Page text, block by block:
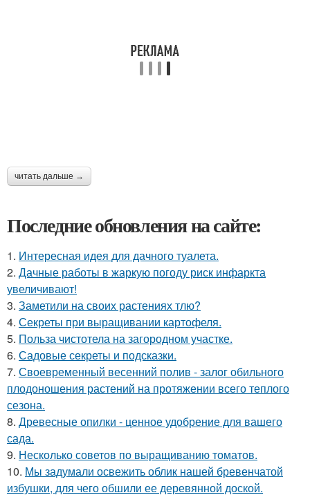
читать дальше →
Последние обновления на сайте:
1. Интересная идея для дачного туалета.
2. Дачные работы в жаркую погоду риск инфаркта
увеличивают!
3. Заметили на своих растениях тлю?
4. Секреты при выращивании картофеля.
5. Польза чистотела на загородном участке.
6. Садовые секреты и подсказки.
7. Своевременный весенний полив - залог обильного
плодоношения растений на протяжении всего теплого
сезона.
8. Древесные опилки - ценное удобрение для вашего
сада.
9. Несколько советов по выращиванию томатов.
10. Мы задумали освежить облик нашей бревенчатой
избушки, для чего обшили ее деревянной доской.